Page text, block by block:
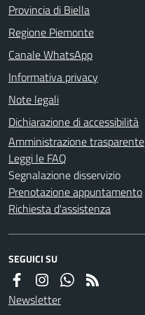
Provincia di Biella
Regione Piemonte
Canale WhatsApp
Informativa privacy
Note legali
Dichiarazione di accessibilità
Amministrazione trasparente
Leggi le FAQ
Segnalazione disservizio
Prenotazione appuntamento
Richiesta d'assistenza
SEGUICI SU
Newsletter